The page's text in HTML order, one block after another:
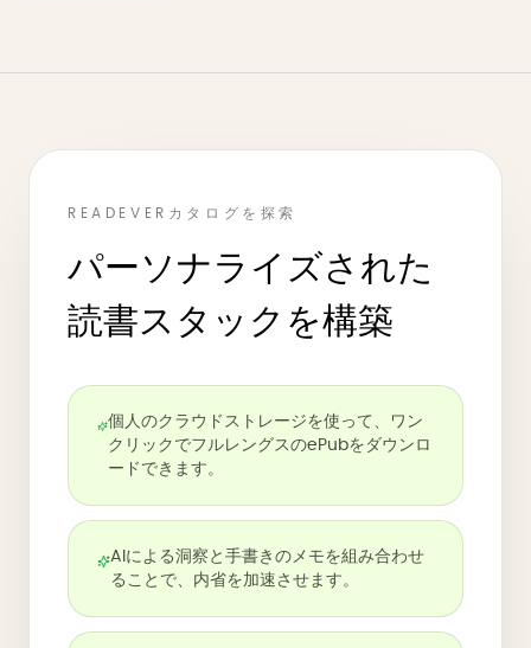
READEVERカタログを探索
パーソナライズされた
読書スタックを構築
個人のクラウドストレージを使って、ワン
クリックでフルレングスのePubをダウンロ
ードできます。
AIによる洞察と手書きのメモを組み合わせ
ることで、内省を加速させます。